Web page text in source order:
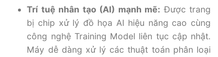
Trí tuệ nhân tạo (AI) mạnh mẽ: Được trang
bị chip xử lý đồ họa AI hiệu năng cao cùng
công nghệ Training Model liên tục cập nhật.
Máy dễ dàng xử lý các thuật toán phân loại